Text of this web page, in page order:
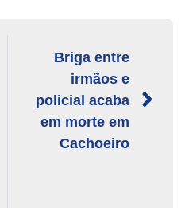
Briga entre
irmãos e
policial acaba
em morte em
Cachoeiro